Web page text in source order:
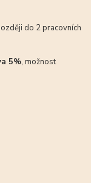
do 2 pracovních
5%, možnost